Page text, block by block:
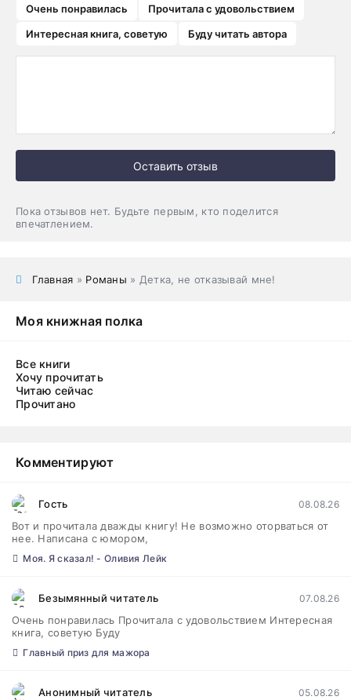
Очень понравилась
Прочитала с удовольствием
Интересная книга, советую
Буду читать автора
Оставить отзыв
Пока отзывов нет. Будьте первым, кто поделится
впечатлением.
Главная » Романы » Детка, не отказывай мне!
Моя книжная полка
Все книги
Хочу прочитать
Читаю сейчас
Прочитано
Комментируют
Гость 08.08.26
Вот и прочитала дважды книгу! Не возможно оторваться от
нее. Написана с юмором,
Моя. Я сказал! - Оливия Лейк
Безымянный читатель 07.08.26
Очень понравилась Прочитала с удовольствием Интересная
книга, советую Буду
Главный приз для мажора
Анонимный читатель 05.08.26